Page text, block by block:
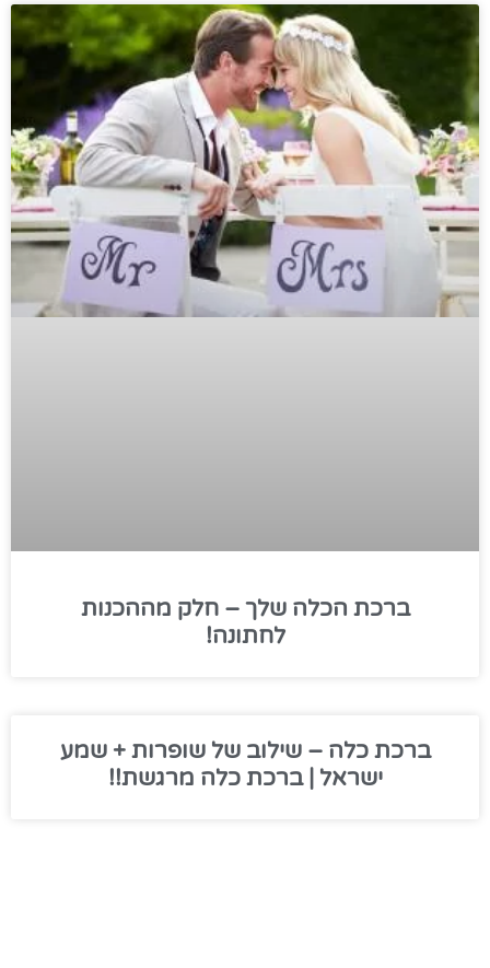
ברכת הכלה שלך – חלק מההכנות
לחתונה!
ברכת כלה – שילוב של שופרות + שמע
ישראל | ברכת כלה מרגשת!!